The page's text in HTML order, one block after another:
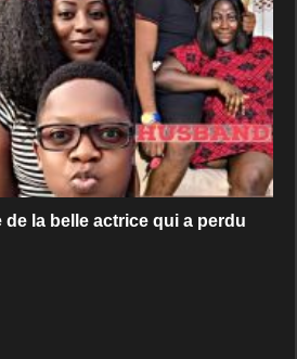
de la belle actrice qui a perdu